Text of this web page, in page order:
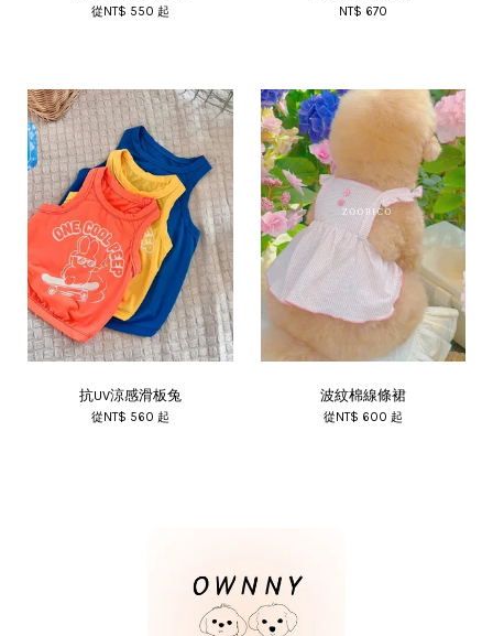
從 NT$ 550 起 NT$ 670
抗UV涼感滑板兔
從 NT$ 560 起
波紋棉線條裙
從 NT$ 600 起